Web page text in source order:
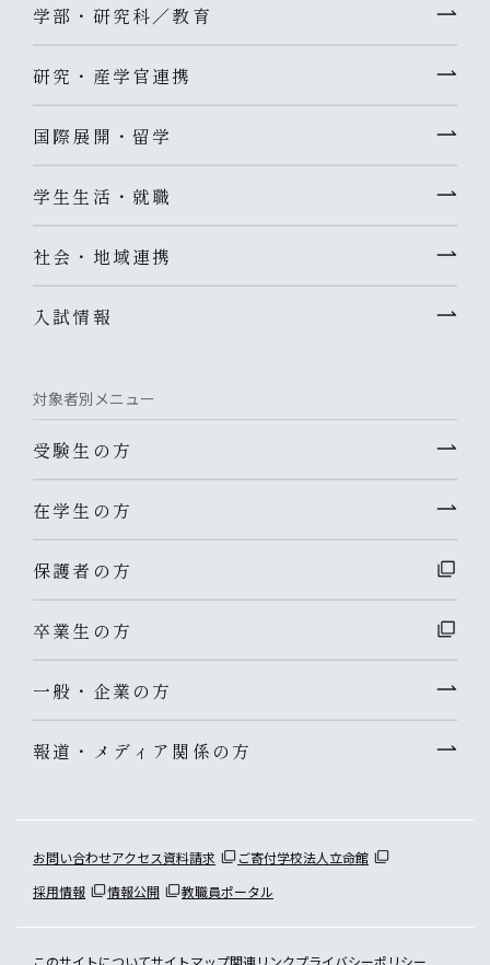
学部・研究科／教育
研究・産学官連携
国際展開・留学
学生生活・就職
社会・地域連携
入試情報
対象者別メニュー
受験生の方
在学生の方
保護者の方
卒業生の方
一般・企業の方
報道・メディア関係の方
お問い合わせアクセス資料請求 ご寄付学校法人立命館
採用情報
情報公開 教職員ポータル
このサイトについてサイトマップ関連リンクプライバシーポリシー